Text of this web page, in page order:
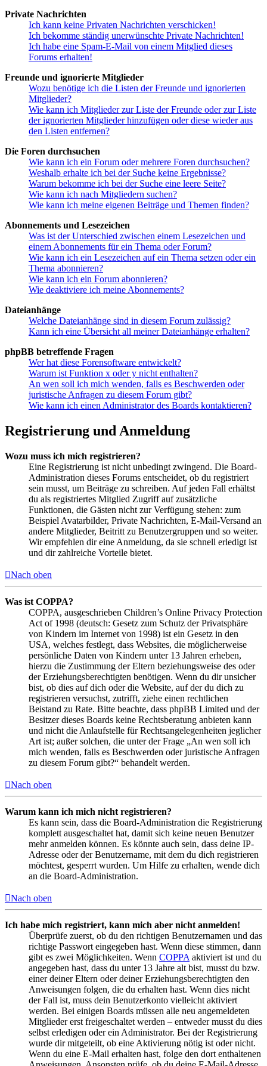
Private Nachrichten
Ich kann keine Privaten Nachrichten verschicken!
Ich bekomme ständig unerwünschte Private Nachrichten!
Ich habe eine Spam-E-Mail von einem Mitglied dieses
Forums erhalten!
Freunde und ignorierte Mitglieder
Wozu benötige ich die Listen der Freunde und ignorierten
Mitglieder?
Wie kann ich Mitglieder zur Liste der Freunde oder zur Liste
der ignorierten Mitglieder hinzufügen oder diese wieder aus
den Listen entfernen?
Die Foren durchsuchen
Wie kann ich ein Forum oder mehrere Foren durchsuchen?
Weshalb erhalte ich bei der Suche keine Ergebnisse?
Warum bekomme ich bei der Suche eine leere Seite?
Wie kann ich nach Mitgliedern suchen?
Wie kann ich meine eigenen Beiträge und Themen finden?
Abonnements und Lesezeichen
Was ist der Unterschied zwischen einem Lesezeichen und
einem Abonnements für ein Thema oder Forum?
Wie kann ich ein Lesezeichen auf ein Thema setzen oder ein
Thema abonnieren?
Wie kann ich ein Forum abonnieren?
Wie deaktiviere ich meine Abonnements?
Dateianhänge
Welche Dateianhänge sind in diesem Forum zulässig?
Kann ich eine Übersicht all meiner Dateianhänge erhalten?
phpBB betreffende Fragen
Wer hat diese Forensoftware entwickelt?
Warum ist Funktion x oder y nicht enthalten?
An wen soll ich mich wenden, falls es Beschwerden oder
juristische Anfragen zu diesem Forum gibt?
Wie kann ich einen Administrator des Boards kontaktieren?
Registrierung und Anmeldung
Wozu muss ich mich registrieren?
Eine Registrierung ist nicht unbedingt zwingend. Die Board-
Administration dieses Forums entscheidet, ob du registriert
sein musst, um Beiträge zu schreiben. Auf jeden Fall erhältst
du als registriertes Mitglied Zugriff auf zusätzliche
Funktionen, die Gästen nicht zur Verfügung stehen: zum
Beispiel Avatarbilder, Private Nachrichten, E-Mail-Versand an
andere Mitglieder, Beitritt zu Benutzergruppen und so weiter.
Wir empfehlen dir eine Anmeldung, da sie schnell erledigt ist
und dir zahlreiche Vorteile bietet.
Nach oben
Was ist COPPA?
COPPA, ausgeschrieben Children’s Online Privacy Protection
Act of 1998 (deutsch: Gesetz zum Schutz der Privatsphäre
von Kindern im Internet von 1998) ist ein Gesetz in den
USA, welches festlegt, dass Websites, die möglicherweise
persönliche Daten von Kindern unter 13 Jahren erheben,
hierzu die Zustimmung der Eltern beziehungsweise des oder
der Erziehungsberechtigten benötigen. Wenn du dir unsicher
bist, ob dies auf dich oder die Website, auf der du dich zu
registrieren versuchst, zutrifft, ziehe einen rechtlichen
Beistand zu Rate. Bitte beachte, dass phpBB Limited und der
Besitzer dieses Boards keine Rechtsberatung anbieten kann
und nicht die Anlaufstelle für Rechtsangelegenheiten jeglicher
Art ist; außer solchen, die unter der Frage „An wen soll ich
mich wenden, falls es Beschwerden oder juristische Anfragen
zu diesem Forum gibt?“ behandelt werden.
Nach oben
Warum kann ich mich nicht registrieren?
Es kann sein, dass die Board-Administration die Registrierung
komplett ausgeschaltet hat, damit sich keine neuen Benutzer
mehr anmelden können. Es könnte auch sein, dass deine IP-
Adresse oder der Benutzername, mit dem du dich registrieren
möchtest, gesperrt wurden. Um Hilfe zu erhalten, wende dich
an die Board-Administration.
Nach oben
Ich habe mich registriert, kann mich aber nicht anmelden!
Überprüfe zuerst, ob du den richtigen Benutzernamen und das
richtige Passwort eingegeben hast. Wenn diese stimmen, dann
gibt es zwei Möglichkeiten. Wenn COPPA aktiviert ist und du
angegeben hast, dass du unter 13 Jahre alt bist, musst du bzw.
einer deiner Eltern oder deiner Erziehungsberechtigten den
Anweisungen folgen, die du erhalten hast. Wenn dies nicht
der Fall ist, muss dein Benutzerkonto vielleicht aktiviert
werden. Bei einigen Boards müssen alle neu angemeldeten
Mitglieder erst freigeschaltet werden – entweder musst du dies
selbst erledigen oder ein Administrator. Bei der Registrierung
wurde dir mitgeteilt, ob eine Aktivierung nötig ist oder nicht.
Wenn du eine E-Mail erhalten hast, folge den dort enthaltenen